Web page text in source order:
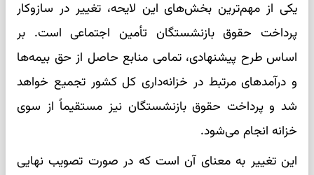
یکی از مهم‌ترین بخش‌های این لایحه، تغییر در سازوکار
پرداخت حقوق بازنشستگان تأمین اجتماعی است. بر
اساس طرح پیشنهادی، تمامی منابع حاصل از حق بیمه‌ها
و درآمدهای مرتبط در خزانه‌داری کل کشور تجمیع خواهد
شد و پرداخت حقوق بازنشستگان نیز مستقیماً از سوی
خزانه انجام می‌شود.
این تغییر به معنای آن است که در صورت تصویب نهایی